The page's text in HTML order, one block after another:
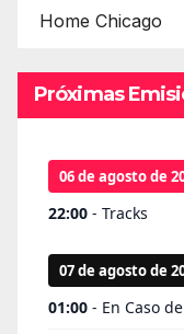
Home Chicago
Próximas